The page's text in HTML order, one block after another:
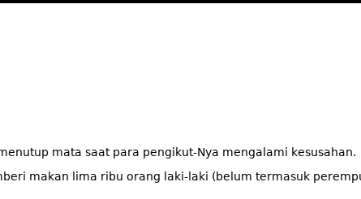
mata saat para pengikut-Nya mengalami kesusahan.
makan lima ribu orang laki-laki (belum termasuk